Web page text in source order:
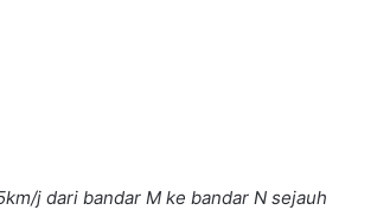
j dari bandar M ke bandar N sejauh